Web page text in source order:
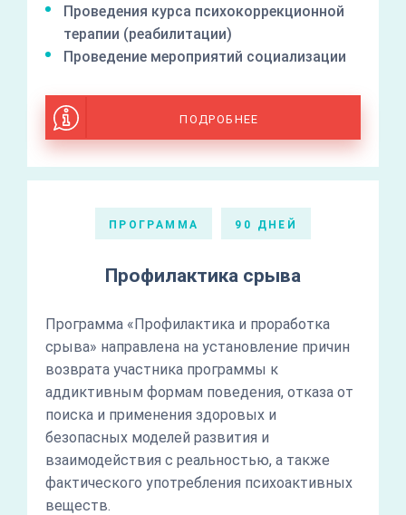
Проведения курса психокоррекционной
терапии (реабилитации)
Проведение мероприятий социализации
ПОДРОБНЕЕ
ПРОГРАММА 90 ДНЕЙ
Профилактика срыва
Программа «Профилактика и проработка
срыва» направлена на установление причин
возврата участника программы к
аддиктивным формам поведения, отказа от
поиска и применения здоровых и
безопасных моделей развития и
взаимодействия с реальностью, а также
фактического употребления психоактивных
веществ.